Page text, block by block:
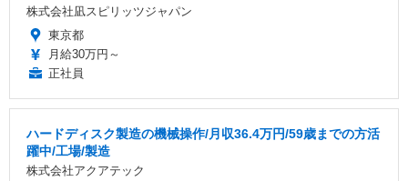
株式会社凪スピリッツジャパン
東京都
月給30万円～
正社員
ハードディスク製造の機械操作/月収36.4万円/59歳までの方活
躍中/工場/製造
株式会社アクアテック